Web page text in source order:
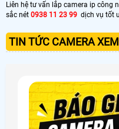
Liên hệ tư vấn lắp camera ip công
sắc nét 0938 11 23 99 dịch vụ tốt
TIN TỨC CAMERA